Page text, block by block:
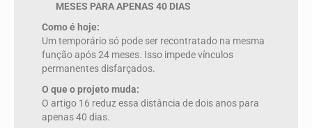
MESES PARA APENAS 40 DIAS
Como é hoje:
Um temporário só pode ser recontratado na mesma
função após 24 meses. Isso impede vínculos
permanentes disfarçados.
O que o projeto muda:
O artigo 16 reduz essa distância de dois anos para
apenas 40 dias.